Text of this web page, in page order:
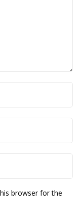
browser for the